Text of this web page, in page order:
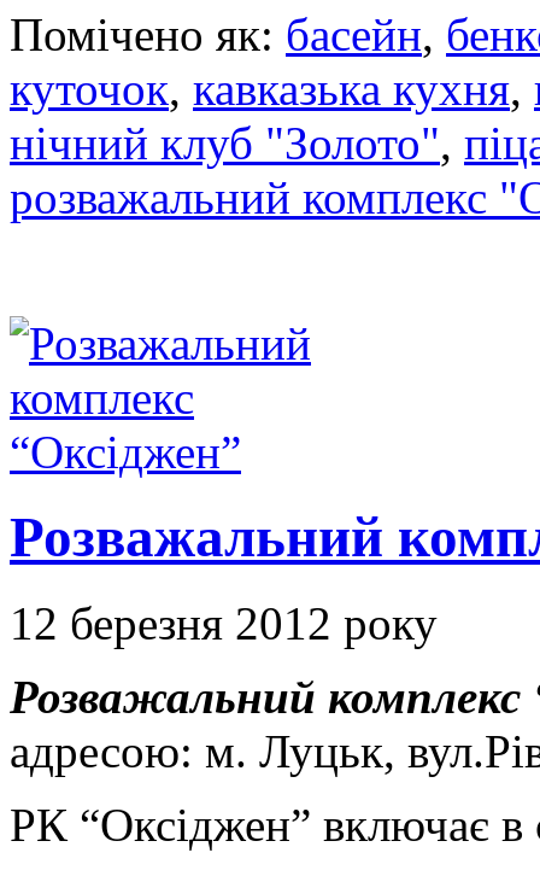
Помічено як: басейн,
куточок, кавказька кухня,
нічний клуб "Золото",
розважальний комплекс
Розважальний
12 березня 2012 року
Розважальний комплекс
адресою: м. Луцьк,
РК “Оксіджен” включає в